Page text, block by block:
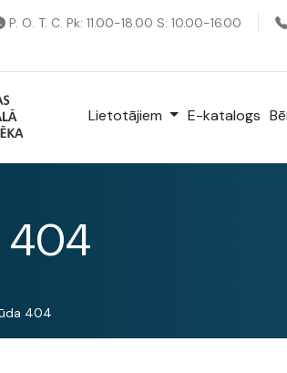
P. O. T. C. Pk: 11.00-18.00 S: 10.00-16.00
Lietotājiem E-katalogs
404
404